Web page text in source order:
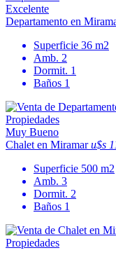
Excelente
Departamento en
Superficie 36 m2
Amb. 2
Dormit. 1
Baños 1
Muy Bueno
Chalet en Miramaru$s
Superficie 500 m2
Amb. 3
Dormit. 2
Baños 1